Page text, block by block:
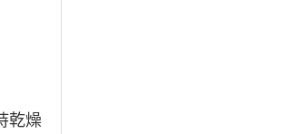
乾燥